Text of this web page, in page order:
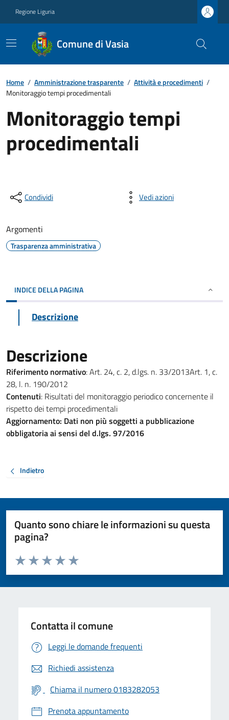
Regione Liguria
Comune di Vasia
Home / Amministrazione trasparente / Attività e procedimenti /
Monitoraggio tempi procedimentali
Monitoraggio tempi
procedimentali
Condividi Vedi azioni
Argomenti
Trasparenza amministrativa
INDICE DELLA PAGINA
Descrizione
Descrizione
Riferimento normativo: Art. 24, c. 2, d.lgs. n. 33/2013Art. 1, c.
28, l. n. 190/2012
Contenuti: Risultati del monitoraggio periodico concernente il
rispetto dei tempi procedimentali
Aggiornamento: Dati non più soggetti a pubblicazione
obbligatoria ai sensi del d.lgs. 97/2016
Indietro
Quanto sono chiare le informazioni su questa
pagina?
Valuta da 1 a 5 stelle la pagina
Valuta 5 stelle su 5
Valuta 4 stelle su 5
Valuta 3 stelle su 5
Valuta 2 stelle su 5
Valuta 1 stelle su 5
Contatta il comune
Leggi le domande frequenti
Richiedi assistenza
Chiama il numero 0183282053
Prenota appuntamento